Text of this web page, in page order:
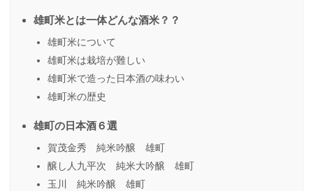
雄町米とは一体どんな酒米？？
雄町米について
雄町米は栽培が難しい
雄町米で造った日本酒の味わい
雄町米の歴史
雄町の日本酒６選
賀茂金秀 純米吟醸 雄町
醸し人九平次 純米大吟醸 雄町
玉川 純米吟醸 雄町